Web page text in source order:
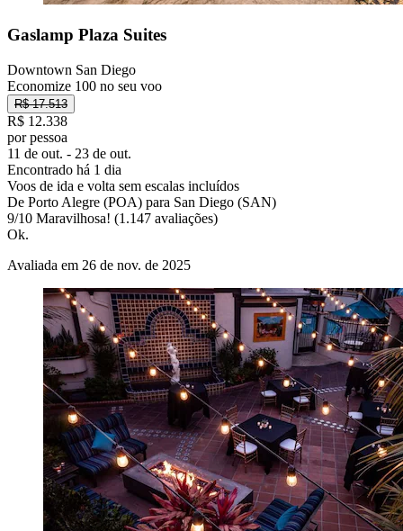
Gaslamp Plaza Suites
Downtown San Diego
Economize 100 no seu voo
R$ 17.513
R$ 12.338
por pessoa
11 de out. - 23 de out.
Encontrado há 1 dia
Voos de ida e volta sem escalas incluídos
De Porto Alegre (POA) para San Diego (SAN)
9/10 Maravilhosa! (1.147 avaliações)
Ok.
Avaliada em 26 de nov. de 2025